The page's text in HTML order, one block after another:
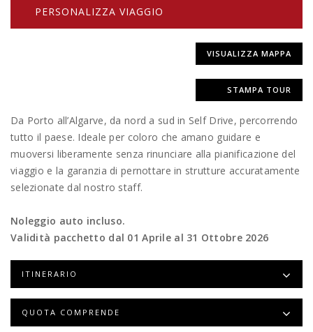
PERSONALIZZA VIAGGIO
VISUALIZZA MAPPA
STAMPA TOUR
Da Porto all’Algarve, da nord a sud in Self Drive, percorrendo
tutto il paese. Ideale per coloro che amano guidare e
muoversi liberamente senza rinunciare alla pianificazione del
viaggio e la garanzia di pernottare in strutture accuratamente
selezionate dal nostro staff.
Noleggio auto incluso.
Validità pacchetto dal 01 Aprile al 31 Ottobre 2026
ITINERARIO
QUOTA COMPRENDE